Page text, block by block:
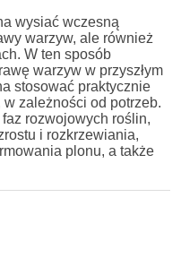
wysiać wczesną
warzyw, ale również
W ten sposób
warzyw w przyszłym
stosować praktycznie
zależności od potrzeb.
rozwojowych roślin,
i rozkrzewiania,
plonu, a także